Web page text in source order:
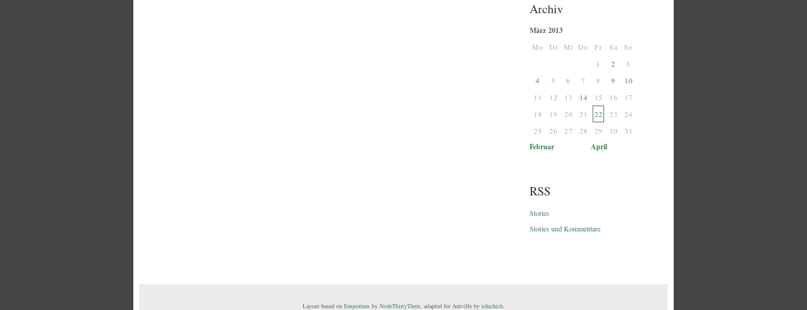
Archiv
März 2013
Mo Di Mi Do Fr Sa
So
1
2
3
4
5 6 7 8 9
10
11
12 13 14 15 16
17
18
19 20 21 22 23
24
25
26 27 28 29 30 31
Februar April
RSS
Stories
Stories und Kommentare
Layout based on Emporiumby NodeThirtyThree, adapted for Antville by ichichich.